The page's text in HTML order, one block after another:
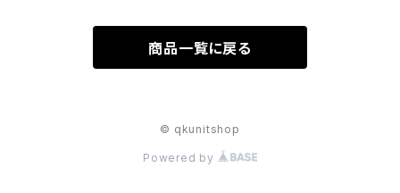
商品一覧に戻る
© qkunitshop
Powered by